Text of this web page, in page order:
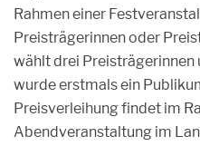
Rahmen einer
Preisträgerinnen oder
wählt drei Preisträgerinnen
wurde erstmals ein
Preisverleihung findet im
Abendveranstaltung im